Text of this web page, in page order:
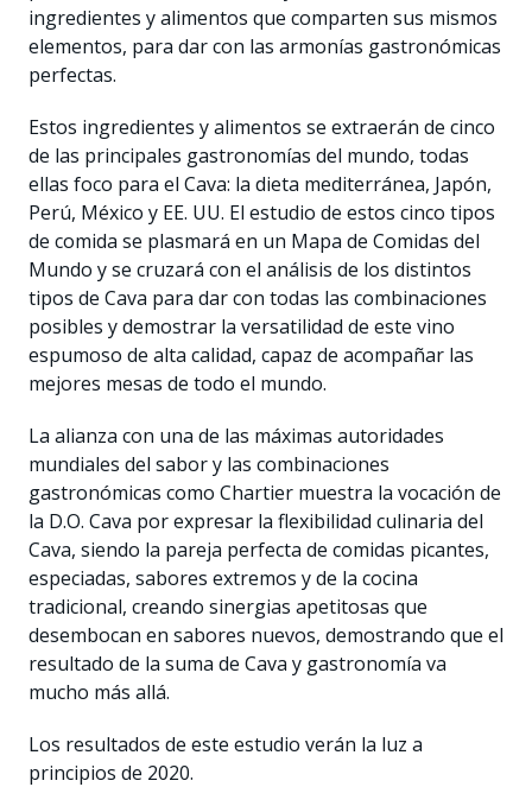
ingredientes y alimentos que comparten sus mismos
elementos, para dar con las armonías gastronómicas
perfectas.
Estos ingredientes y alimentos se extraerán de cinco
de las principales gastronomías del mundo, todas
ellas foco para el Cava: la dieta mediterránea, Japón,
Perú, México y EE. UU. El estudio de estos cinco tipos
de comida se plasmará en un Mapa de Comidas del
Mundo y se cruzará con el análisis de los distintos
tipos de Cava para dar con todas las combinaciones
posibles y demostrar la versatilidad de este vino
espumoso de alta calidad, capaz de acompañar las
mejores mesas de todo el mundo.
La alianza con una de las máximas autoridades
mundiales del sabor y las combinaciones
gastronómicas como Chartier muestra la vocación de
la D.O. Cava por expresar la flexibilidad culinaria del
Cava, siendo la pareja perfecta de comidas picantes,
especiadas, sabores extremos y de la cocina
tradicional, creando sinergias apetitosas que
desembocan en sabores nuevos, demostrando que el
resultado de la suma de Cava y gastronomía va
mucho más allá.
Los resultados de este estudio verán la luz a
principios de 2020.